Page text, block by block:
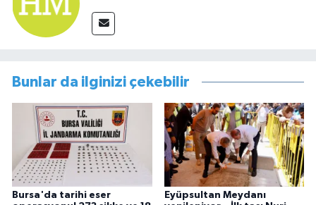
Bunlar da ilginizi çekebilir
Bursa'da tarihi eser
Eyüpsultan Meydanı